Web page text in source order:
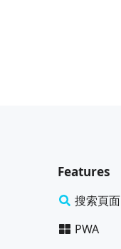
Features
搜索頁面
PWA